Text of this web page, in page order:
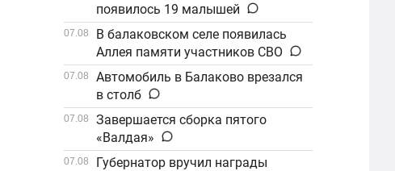
появилось 19 малышей
07.08
В балаковском селе появилась
Аллея памяти участников СВО
07.08
Автомобиль в Балаково врезался
в столб
07.08
Завершается сборка пятого
«Валдая»
07.08
Губернатор вручил награды